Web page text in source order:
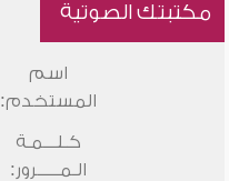
مكتبتك الصوتية
اسم
المستخدم:
كـلـــمـة
الـمـــــرور: